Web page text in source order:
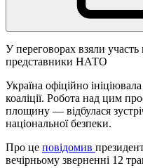
У переговорах взяли участь
представники НАТО
Україна офіційно
коаліції. Робота над цим
площину — відбулася
національної безпеки.
Про це повідомив
вечірньому зверненні 12